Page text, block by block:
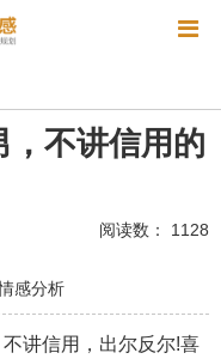
挽回爱情
交友
感测试
射手座男生
，不讲信用的
阅读数： 1128
感分析
讲信用，出尔反尔!喜